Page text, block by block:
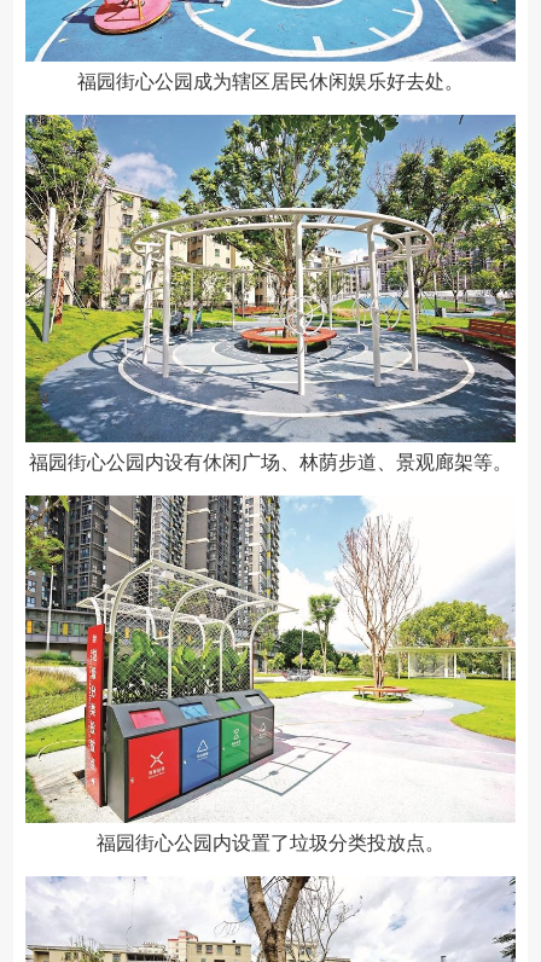
福园街心公园成为辖区居民休闲娱乐好去处。
福园街心公园内设有休闲广场、林荫步道、景观廊架等。
福园街心公园内设置了垃圾分类投放点。